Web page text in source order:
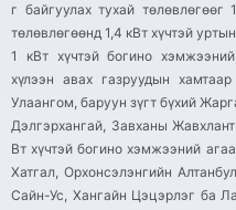
г байгуулах тухай
төлөвлөгөөнд 1,4 кВт хүчтэй
1 кВт хүчтэй богино
хүлээн авах газруудын
Улаангом, баруун зүгт бүхий
Дэлгэрхангай, Завханы
Вт хүчтэй богино хэмжээний
Хатгал, Орхонсэлэнгийн
Сайн-Ус, Хангайн Цэцэрлэг ба